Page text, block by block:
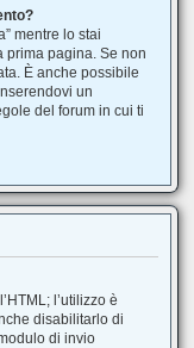
mentre lo stai
prima pagina. Se non
È anche possibile
un
del forum in cui ti
l’utilizzo è
disabilitarlo di
di invio